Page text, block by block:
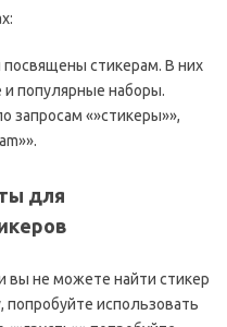
стикерам. В них
и популярные наборы.
запросам «»стикеры»»,
для
вы не можете найти стикер
использовать